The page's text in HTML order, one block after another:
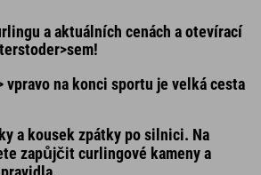
a aktuálních cenách a otevírací
vpravo na konci sportu je velká cesta
a kousek zpátky po silnici. Na
zapůjčit curlingové kameny a